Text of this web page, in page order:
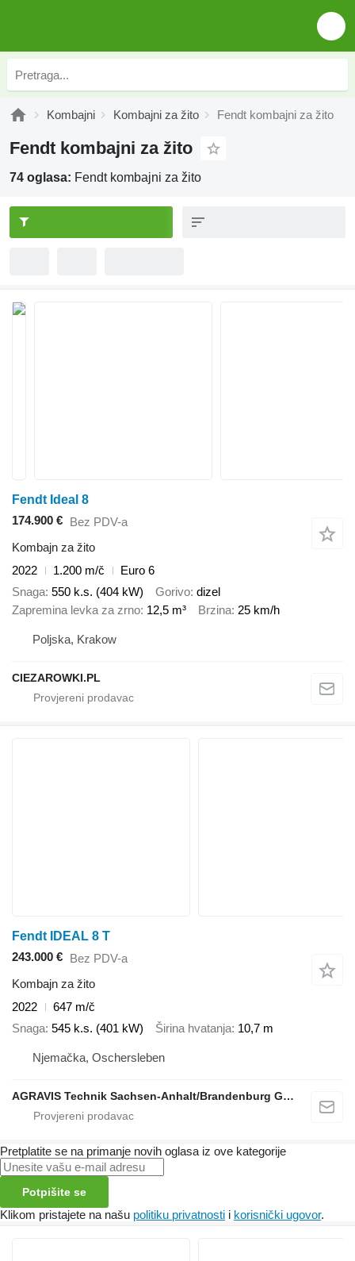
Kombajni Kombajni za žito Fendt kombajni za žito
Fendt kombajni za žito
74 oglasa: Fendt kombajni za žito
Fendt Ideal 8
174.900 € Bez PDV-a
Kombajn za žito
2022
1.200 m/č
Euro 6
Snaga 550 k.s. (404 kW) Gorivo dizel
Zapremina levka za zrno 12,5 m³ Brzina 25 km/h
Poljska, Krakow
CIEZAROWKI.PL
Fendt IDEAL 8 T
243.000 € Bez PDV-a
Kombajn za žito
2022
647 m/č
Snaga 545 k.s. (401 kW) Širina hvatanja 10,7 m
Njemačka, Oschersleben
AGRAVIS Technik Sachsen-Anhalt/Brandenburg GmbH
Pretplatite se na primanje novih oglasa iz ove kategorije
Potpišite se
Klikom pristajete na našu politiku privatnosti i korisnički ugovor.